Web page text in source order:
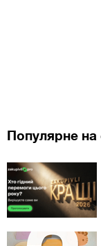
Популярне на